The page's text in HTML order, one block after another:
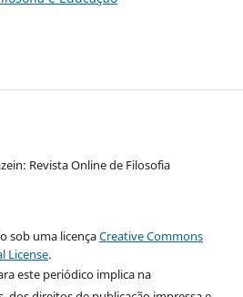
Revista Online de Filosofia
sob uma licençaCreative Commons
License.
este periódico implica na